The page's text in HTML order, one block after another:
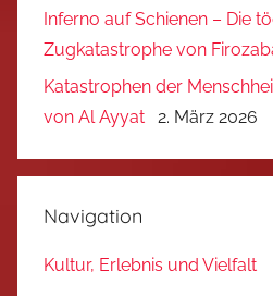
Inferno auf Schienen – Die
Zugkatastrophe von
Katastrophen der
von Al Ayyat
2. März 2026
Navigation
Kultur, Erlebnis und Vielfalt